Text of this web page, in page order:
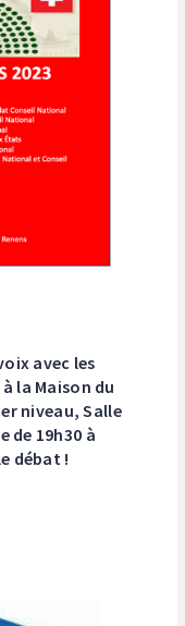
avec les
la Maison du
niveau, Salle
de 19h30 à
débat !